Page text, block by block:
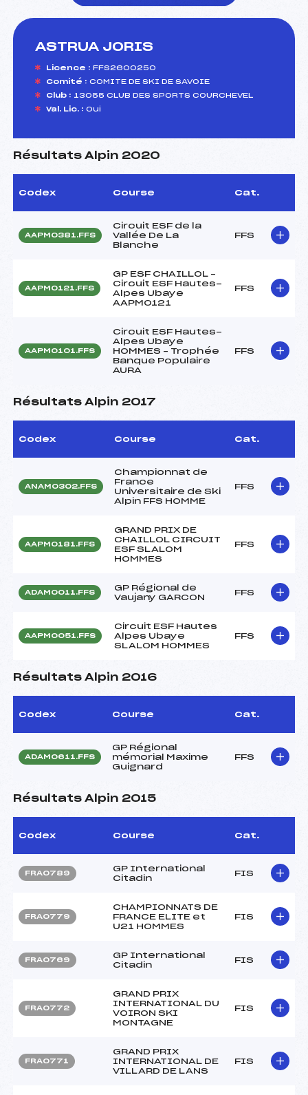
ASTRUA JORIS
Licence : FFS2600250
Comité : COMITE DE SKI DE SAVOIE
Club : 13055 CLUB DES SPORTS COURCHEVEL
Val. Lic. : Oui
Résultats Alpin 2020
Codex Course Cat.
AAPM0381.FFS
Circuit ESF de la
Vallée De La
Blanche
FFS
AAPM0121.FFS
GP ESF CHAILLOL –
Circuit ESF Hautes-
Alpes Ubaye
AAPM0121
FFS
AAPM0101.FFS
Circuit ESF Hautes-
Alpes Ubaye
HOMMES – Trophée
Banque Populaire
AURA
FFS
Résultats Alpin 2017
Codex Course Cat.
ANAM0302.FFS
Championnat de
France
Universitaire de Ski
Alpin FFS HOMME
FFS
AAPM0181.FFS
GRAND PRIX DE
CHAILLOL CIRCUIT
ESF SLALOM
HOMMES
FFS
ADAM0011.FFS
GP Régional de
Vaujany GARCON
FFS
AAPM0051.FFS
Circuit ESF Hautes
Alpes Ubaye
SLALOM HOMMES
FFS
Résultats Alpin 2016
Codex Course Cat.
ADAM0611.FFS
GP Régional
mémorial Maxime
Guignard
FFS
Résultats Alpin 2015
Codex Course Cat.
FRA0789
GP International
Citadin
FIS
FRA0779
CHAMPIONNATS DE
FRANCE ELITE et
U21 HOMMES
FIS
FRA0769
GP International
Citadin
FIS
FRA0772
GRAND PRIX
INTERNATIONAL DU
VOIRON SKI
MONTAGNE
FIS
FRA0771
GRAND PRIX
INTERNATIONAL DE
VILLARD DE LANS
FIS